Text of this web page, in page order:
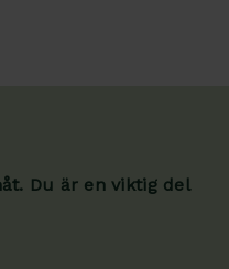
Du är en viktig del